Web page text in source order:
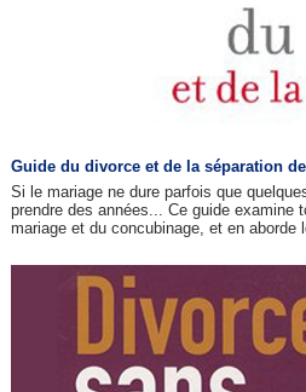
Guide du divorce et de la séparation
Si le mariage ne dure parfois que
prendre des années... Ce guide examine
mariage et du concubinage, et en aborde